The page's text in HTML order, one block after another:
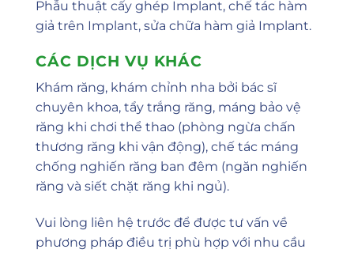
Phẫu thuật cấy ghép Implant, chế tác hàm
giả trên Implant, sửa chữa hàm giả Implant.
CÁC DỊCH VỤ KHÁC
Khám răng, khám chỉnh nha bởi bác sĩ
chuyên khoa, tẩy trắng răng, máng bảo vệ
răng khi chơi thể thao (phòng ngừa chấn
thương răng khi vận động), chế tác máng
chống nghiến răng ban đêm (ngăn nghiến
răng và siết chặt răng khi ngủ).
Vui lòng liên hệ trước để được tư vấn về
phương pháp điều trị phù hợp với nhu cầu
sau, tính cả hôm nay. Nếu bạn cần đến
khám gấp, xin vui lòng liên hệ trực tiếp qua
số điện thoại .
Lưu ý: Ngày khám mong
muốn mà bạn chọn không có nghĩa là đã
được xác nhận. Thời gian khám sẽ được
phòng khám phản hồi và xác nhận chính
thức sau khi nhận được yêu cầu đặt lịch.